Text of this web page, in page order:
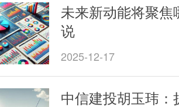
未来新动能将聚
说
2025-12-17
中信建投胡玉玮